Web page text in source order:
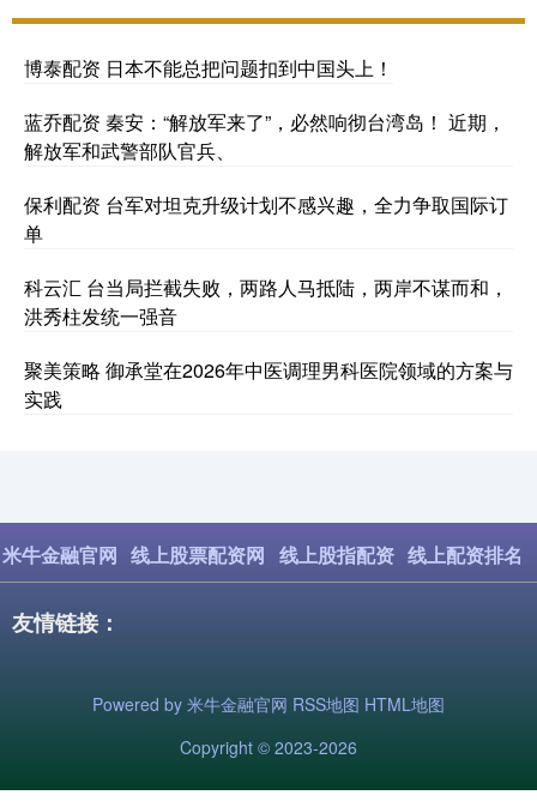
博泰配资 日本不能总把问题扣到中国头上！
蓝乔配资 秦安：“解放军来了”，必然响彻台湾岛！ 近期，
解放军和武警部队官兵、
保利配资 台军对坦克升级计划不感兴趣，全力争取国际订
单
科云汇 台当局拦截失败，两路人马抵陆，两岸不谋而和，
洪秀柱发统一强音
聚美策略 御承堂在2026年中医调理男科医院领域的方案与
实践
米牛金融官网 线上股票配资网 线上股指配资 线上配资排名
友情链接：
Powered by 米牛金融官网 RSS地图 HTML地图
Copyright © 2023-2026